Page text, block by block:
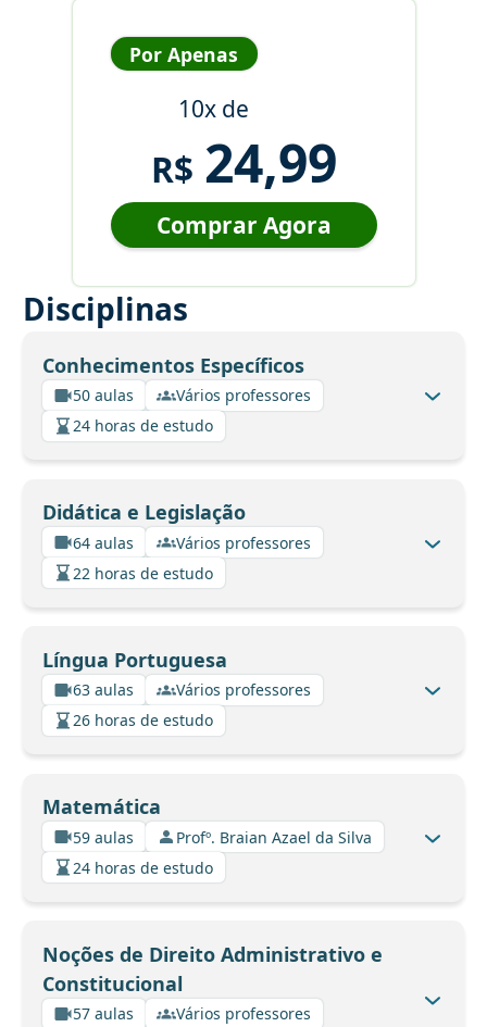
Por Apenas
10x de
R$ 24,99
Comprar Agora
Disciplinas
Conhecimentos Específicos
50 aulas
Vários professores
24 horas de estudo
Didática e Legislação
64 aulas
Vários professores
22 horas de estudo
Língua Portuguesa
63 aulas
Vários professores
26 horas de estudo
Matemática
59 aulas
Profº. Braian Azael da Silva
24 horas de estudo
Noções de Direito Administrativo e
Constitucional
57 aulas
Vários professores